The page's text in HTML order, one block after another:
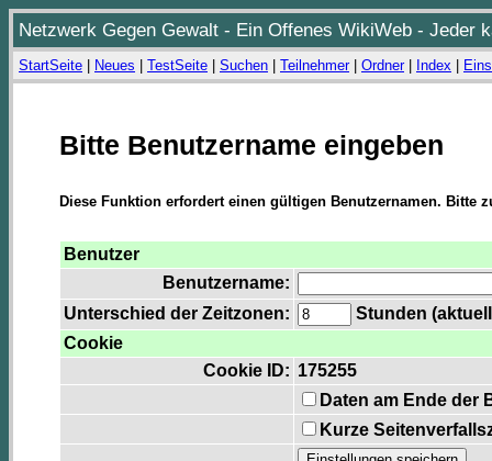
Netzwerk Gegen Gewalt - Ein Offenes WikiWeb - Jeder
StartSeite Neues TestSeite Suchen Teilnehmer| Ordner| Index
Bitte Benutzername eingeben
Diese Funktion erfordert einen gültigen Benutzernamen. Bitte
Benutzer
Benutzername:
Unterschied der Zeitzonen:
Stunden
Cookie
Cookie ID: 175255
Daten am Ende der
Kurze